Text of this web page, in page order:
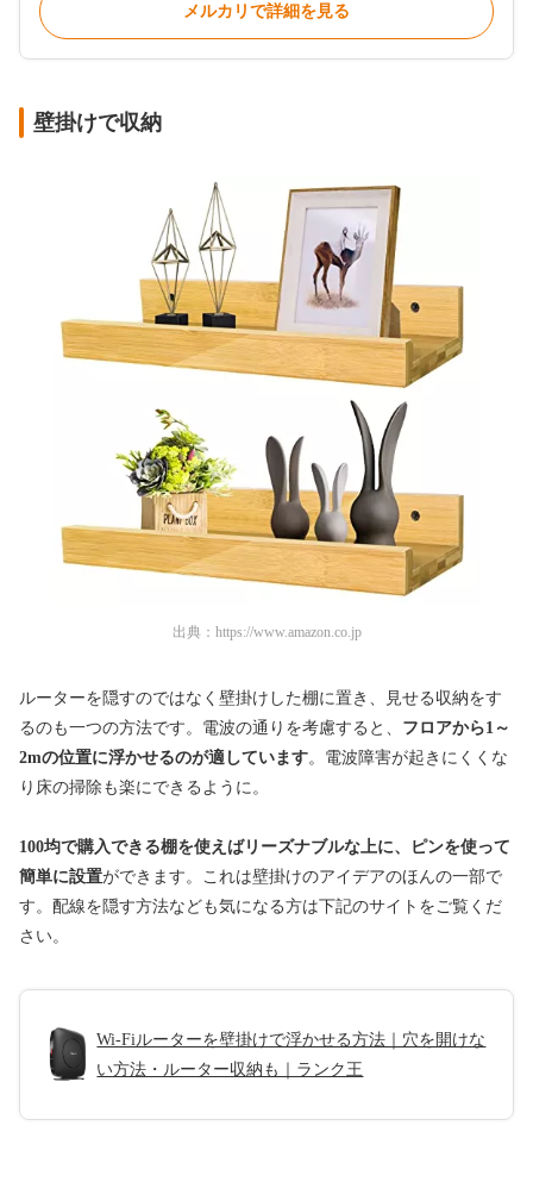
メルカリで詳細を見る
壁掛けで収納
出典： https://www.amazon.co.jp
ルーターを隠すのではなく壁掛けした棚に置き、見せる収納をす
るのも一つの方法です。電波の通りを考慮すると、 フロアから1～
2mの位置に浮かせるのが適しています。電波障害が起きにくくな
り床の掃除も楽にできるように。
100均で購入できる棚を使えばリーズナブルな上に、
ピンを使って
簡単に設置ができます。これは壁掛けのアイデアのほんの一部で
す。配線を隠す方法なども気になる方は下記のサイトをご覧くだ
さい。
Wi-Fiルーターを壁掛けで浮かせる方法｜穴を開けな
い方法・ルーター収納も｜ランク王